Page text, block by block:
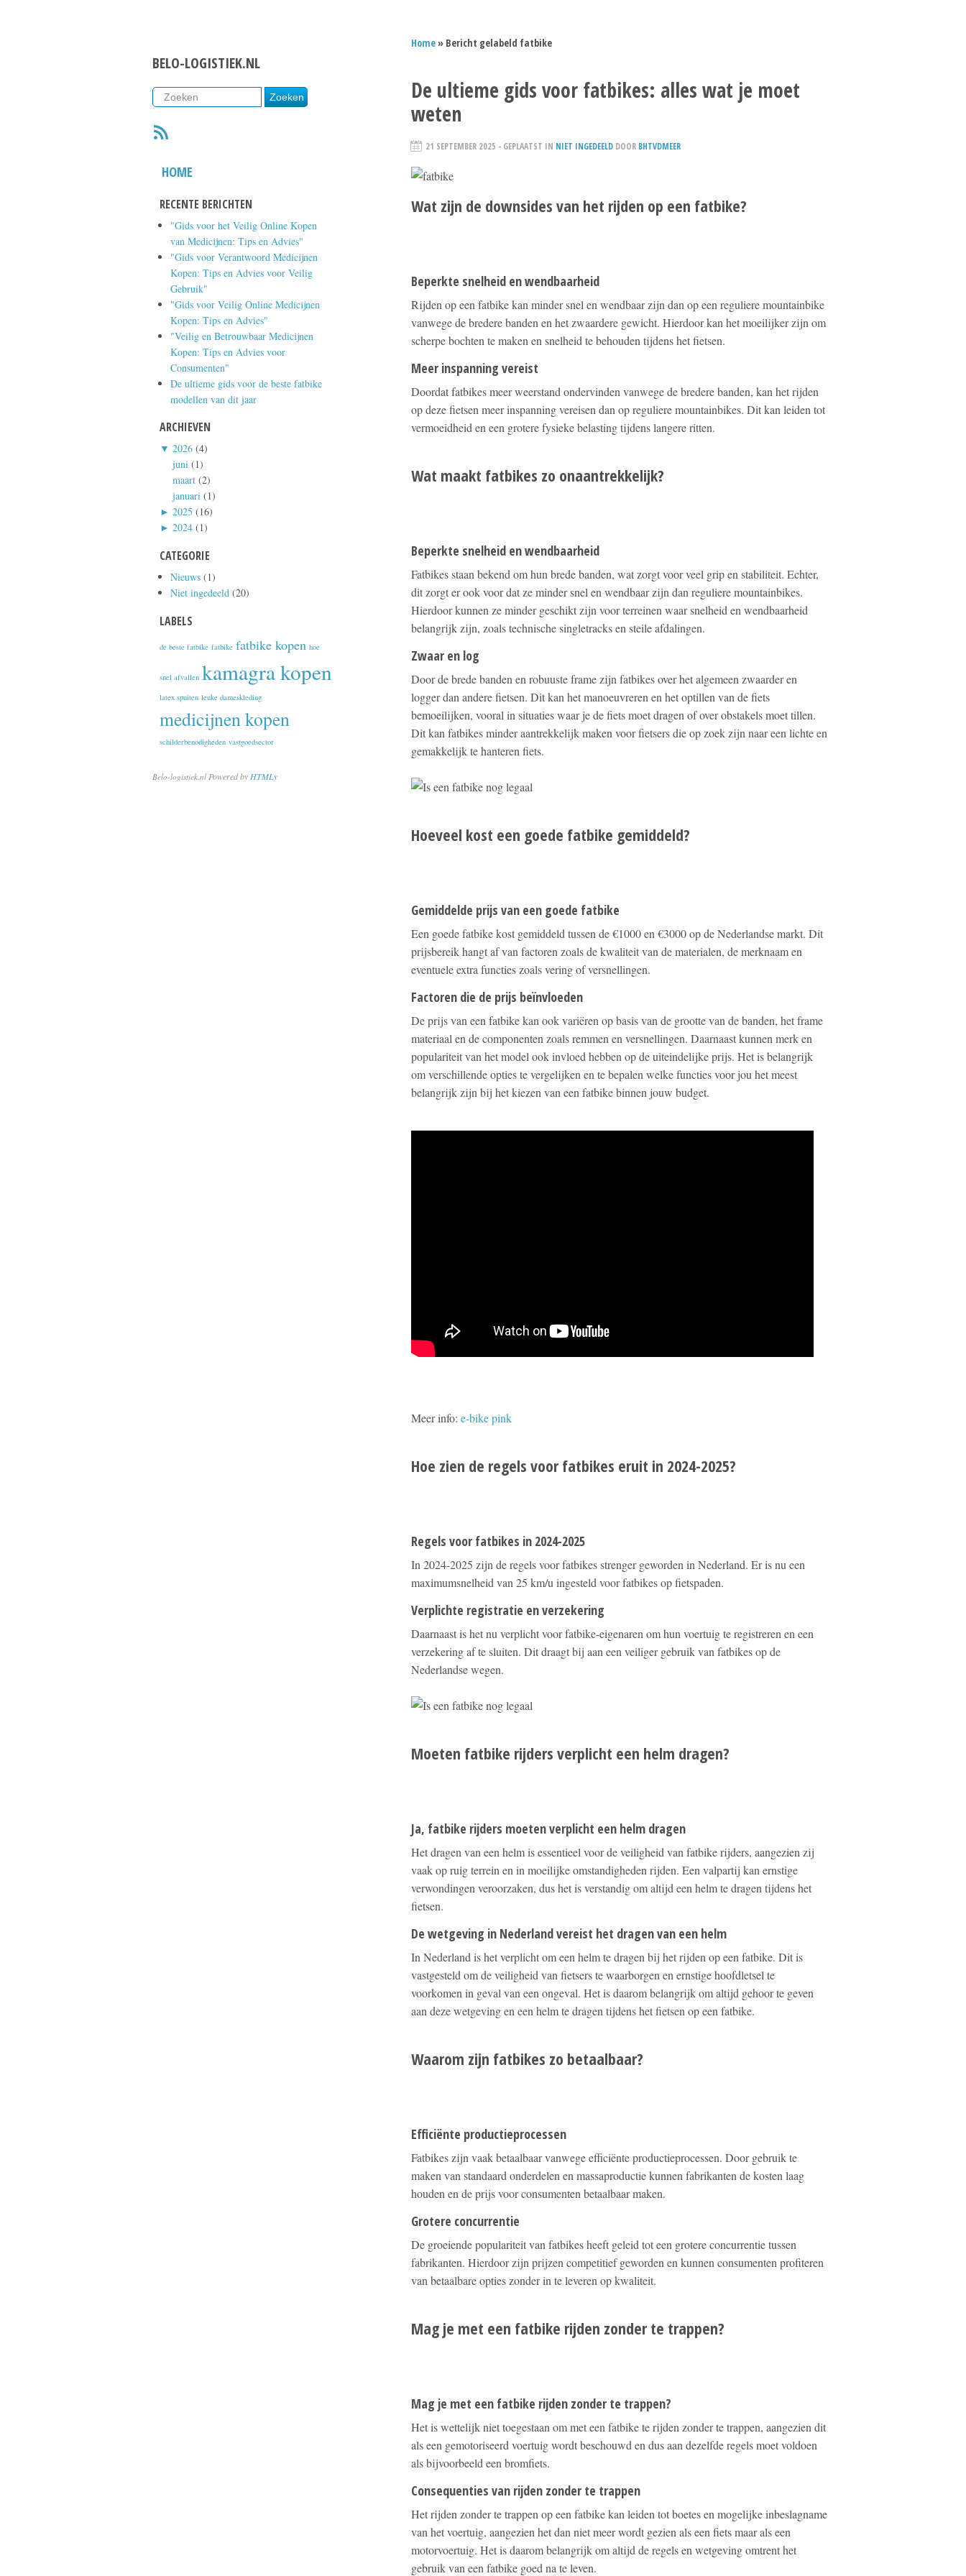
BELO-LOGISTIEK.NL
HOME
RECENTE BERICHTEN
"Gids voor het Veilig Online Kopen
van Medicijnen: Tips en Advies"
"Gids voor Verantwoord Medicijnen
Kopen: Tips en Advies voor Veilig
Gebruik"
"Gids voor Veilig Online Medicijnen
Kopen: Tips en Advies"
"Veilig en Betrouwbaar Medicijnen
Kopen: Tips en Advies voor
Consumenten"
De ultieme gids voor de beste fatbike
modellen van dit jaar
ARCHIEVEN
▼ 2026 (4)
juni (1)
maart (2)
januari (1)
► 2025 (16)
► 2024 (1)
CATEGORIE
Nieuws (1)
Niet ingedeeld (20)
LABELS
de beste fatbike fatbike fatbike kopen hoe
snel afvallen kamagra kopen
latex spuiten leuke dameskleding
medicijnen kopen
schilderbenodigheden vastgoedsector
Belo-logistiek.nl Powered by HTMLy
Home» Bericht gelabeld fatbike
De ultieme gids voor fatbikes: alles wat je moet
weten
21 SEPTEMBER 2025 - GEPLAATST IN NIET INGEDEELD DOOR BHTVDMEER
Wat zijn de downsides van het rijden op een fatbike?
Beperkte snelheid en wendbaarheid
Rijden op een fatbike kan minder snel en wendbaar zijn dan op een reguliere mountainbike
vanwege de bredere banden en het zwaardere gewicht. Hierdoor kan het moeilijker zijn om
scherpe bochten te maken en snelheid te behouden tijdens het fietsen.
Meer inspanning vereist
Doordat fatbikes meer weerstand ondervinden vanwege de bredere banden, kan het rijden
op deze fietsen meer inspanning vereisen dan op reguliere mountainbikes. Dit kan leiden tot
vermoeidheid en een grotere fysieke belasting tijdens langere ritten.
Wat maakt fatbikes zo onaantrekkelijk?
Beperkte snelheid en wendbaarheid
Fatbikes staan bekend om hun brede banden, wat zorgt voor veel grip en stabiliteit. Echter,
dit zorgt er ook voor dat ze minder snel en wendbaar zijn dan reguliere mountainbikes.
Hierdoor kunnen ze minder geschikt zijn voor terreinen waar snelheid en wendbaarheid
belangrijk zijn, zoals technische singletracks en steile afdalingen.
Zwaar en log
Door de brede banden en robuuste frame zijn fatbikes over het algemeen zwaarder en
logger dan andere fietsen. Dit kan het manoeuvreren en het optillen van de fiets
bemoeilijken, vooral in situaties waar je de fiets moet dragen of over obstakels moet tillen.
Dit kan fatbikes minder aantrekkelijk maken voor fietsers die op zoek zijn naar een lichte en
gemakkelijk te hanteren fiets.
Hoeveel kost een goede fatbike gemiddeld?
Gemiddelde prijs van een goede fatbike
Een goede fatbike kost gemiddeld tussen de €1000 en €3000 op de Nederlandse markt. Dit
prijsbereik hangt af van factoren zoals de kwaliteit van de materialen, de merknaam en
eventuele extra functies zoals vering of versnellingen.
Factoren die de prijs beïnvloeden
De prijs van een fatbike kan ook variëren op basis van de grootte van de banden, het frame
materiaal en de componenten zoals remmen en versnellingen. Daarnaast kunnen merk en
populariteit van het model ook invloed hebben op de uiteindelijke prijs. Het is belangrijk
om verschillende opties te vergelijken en te bepalen welke functies voor jou het meest
belangrijk zijn bij het kiezen van een fatbike binnen jouw budget.
Meer info: e-bike pink
Hoe zien de regels voor fatbikes eruit in 2024-2025?
Regels voor fatbikes in 2024-2025
In 2024-2025 zijn de regels voor fatbikes strenger geworden in Nederland. Er is nu een
maximumsnelheid van 25 km/u ingesteld voor fatbikes op fietspaden.
Verplichte registratie en verzekering
Daarnaast is het nu verplicht voor fatbike-eigenaren om hun voertuig te registreren en een
verzekering af te sluiten. Dit draagt bij aan een veiliger gebruik van fatbikes op de
Nederlandse wegen.
Moeten fatbike rijders verplicht een helm dragen?
Ja, fatbike rijders moeten verplicht een helm dragen
Het dragen van een helm is essentieel voor de veiligheid van fatbike rijders, aangezien zij
vaak op ruig terrein en in moeilijke omstandigheden rijden. Een valpartij kan ernstige
verwondingen veroorzaken, dus het is verstandig om altijd een helm te dragen tijdens het
fietsen.
De wetgeving in Nederland vereist het dragen van een helm
In Nederland is het verplicht om een helm te dragen bij het rijden op een fatbike. Dit is
vastgesteld om de veiligheid van fietsers te waarborgen en ernstige hoofdletsel te
voorkomen in geval van een ongeval. Het is daarom belangrijk om altijd gehoor te geven
aan deze wetgeving en een helm te dragen tijdens het fietsen op een fatbike.
Waarom zijn fatbikes zo betaalbaar?
Efficiënte productieprocessen
Fatbikes zijn vaak betaalbaar vanwege efficiënte productieprocessen. Door gebruik te
maken van standaard onderdelen en massaproductie kunnen fabrikanten de kosten laag
houden en de prijs voor consumenten betaalbaar maken.
Grotere concurrentie
De groeiende populariteit van fatbikes heeft geleid tot een grotere concurrentie tussen
fabrikanten. Hierdoor zijn prijzen competitief geworden en kunnen consumenten profiteren
van betaalbare opties zonder in te leveren op kwaliteit.
Mag je met een fatbike rijden zonder te trappen?
Mag je met een fatbike rijden zonder te trappen?
Het is wettelijk niet toegestaan om met een fatbike te rijden zonder te trappen, aangezien dit
als een gemotoriseerd voertuig wordt beschouwd en dus aan dezelfde regels moet voldoen
als bijvoorbeeld een bromfiets.
Consequenties van rijden zonder te trappen
Het rijden zonder te trappen op een fatbike kan leiden tot boetes en mogelijke inbeslagname
van het voertuig, aangezien het dan niet meer wordt gezien als een fiets maar als een
motorvoertuig. Het is daarom belangrijk om altijd de regels en wetgeving omtrent het
gebruik van een fatbike goed na te leven.